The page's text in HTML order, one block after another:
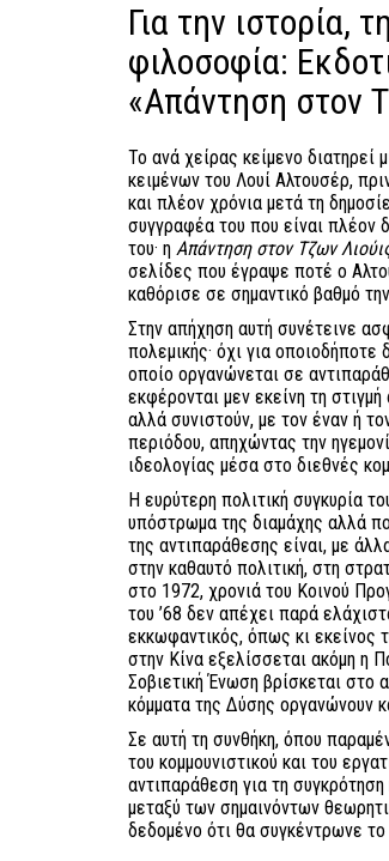
Για την ιστορία,
φιλοσοφία:
«Απάντηση στον
Το ανά χείρας κείμενο
κειμένων του Λουί Αλτουσέρ,
και πλέον χρόνια μετά τη
συγγραφέα του που είναι πλέον
του· η Απάντηση στον Τζων
σελίδες που έγραψε ποτέ ο
καθόρισε σε σημαντικό βαθμό
Στην απήχηση αυτή συνέτεινε
πολεμικής· όχι για οποιοδήποτε
οποίο οργανώνεται σε
εκφέρονται μεν εκείνη τη
αλλά συνιστούν, με τον έναν ή
περιόδου, απηχώντας την
ιδεολογίας μέσα στο διεθνές
Η ευρύτερη πολιτική συγκυρία
υπόστρωμα της διαμάχης αλλά
της αντιπαράθεσης είναι, με
στην καθαυτό πολιτική, στη
στο 1972, χρονιά του Κοινού
του ’68 δεν απέχει παρά
εκκωφαντικός, όπως κι εκείνος
στην Κίνα εξελίσσεται ακόμη η
Σοβιετική Ένωση βρίσκεται στο
κόμματα της Δύσης οργανώνουν
Σε αυτή τη συνθήκη, όπου
του κομμουνιστικού και του
αντιπαράθεση για τη
μεταξύ των σημαινόντων
δεδομένο ότι θα συγκέντρωνε